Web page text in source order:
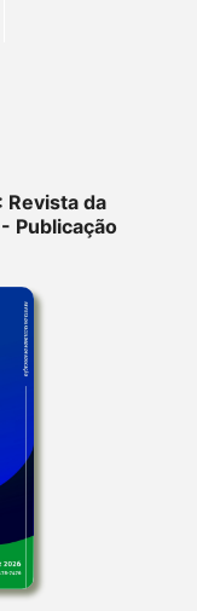
Revista da
Publicação